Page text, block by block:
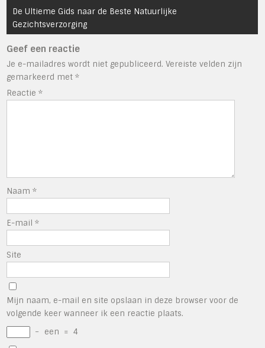
De Ultieme Gids naar de Beste Natuurlijke
Gezichtsverzorging
Geef een reactie
Je e-mailadres wordt niet gepubliceerd. Vereiste velden zijn
gemarkeerd met*
Reactie*
Naam*
E-mail*
Site
Mijn naam, e-mail en site opslaan in deze browser voor de
volgende keer wanneer ik een reactie plaats.
−
een = 4